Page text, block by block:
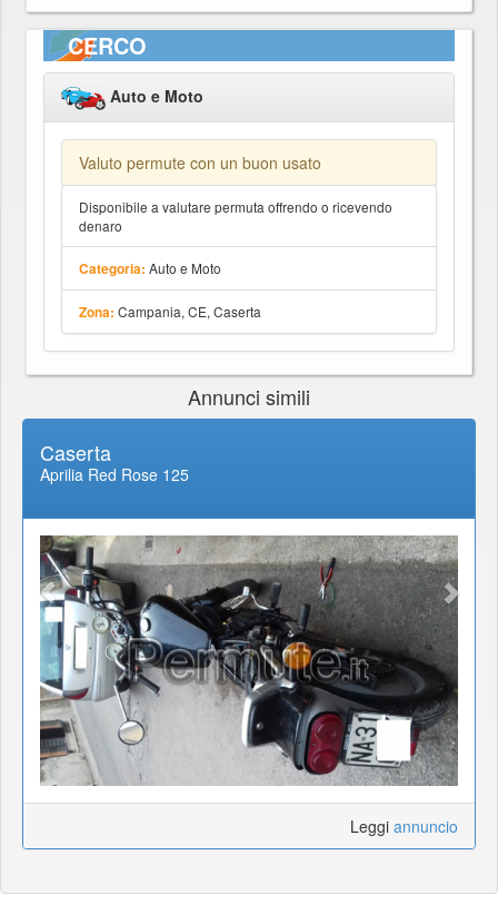
CERCO
Auto e Moto
Valuto permute con un buon usato
Disponibile a valutare permuta offrendo o ricevendo
denaro
Categoria: Auto e Moto
Zona: Campania, CE, Caserta
Annunci simili
Caserta
Aprilia Red Rose 125
Leggi annuncio